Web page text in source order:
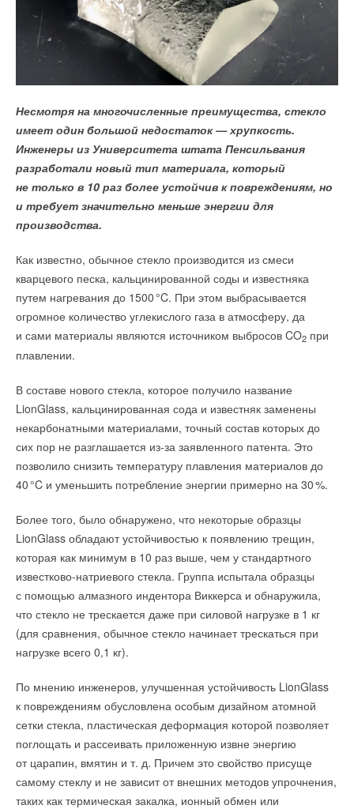
Несмотря на многочисленные преимущества, стекло
имеет один большой недостаток — хрупкость.
Инженеры из Университета штата Пенсильвания
разработали новый тип материала, который
не только в 10 раз более устойчив к повреждениям, но
и требует значительно меньше энергии для
производства.
Как известно, обычное стекло производится из смеси
кварцевого песка, кальцинированной соды и известняка
путем нагревания до 1500°C. При этом выбрасывается
огромное количество углекислого газа в атмосферу, да
и сами материалы являются источником выбросов CO2 при
плавлении.
В составе нового стекла, которое получило название
LionGlass, кальцинированная сода и известняк заменены
некарбонатными материалами, точный состав которых до
сих пор не разглашается из-за заявленного патента. Это
позволило снизить температуру плавления материалов до
40°C и уменьшить потребление энергии примерно на 30%.
Более того, было обнаружено, что некоторые образцы
LionGlass обладают устойчивостью к появлению трещин,
которая как минимум в 10 раз выше, чем у стандартного
известково-натриевого стекла. Группа испытала образцы
с помощью алмазного индентора Виккерса и обнаружила,
что стекло не трескается даже при силовой нагрузке в 1 кг
(для сравнения, обычное стекло начинает трескаться при
нагрузке всего 0,1 кг).
По мнению инженеров, улучшенная устойчивость LionGlass
к повреждениям обусловлена ​особым дизайном атомной
сетки стекла, пластическая деформация которой позволяет
поглощать и рассеивать приложенную извне энергию
от царапин, вмятин и т. д. Причем это свойство присуще
самому стеклу и не зависит от внешних методов упрочнения,
таких как термическая закалка, ионный обмен или
С 14 по 30 июляв коттеджном поселке «Грин Лаундж»
пройдет выставка загородной жизни Open Village ,
на которой Группа компаний «Терморос» (
ГК «Терморос»
и зарубежных брендов.
Выставка Open Village — необычный формат мероприятия,
представляющий собой огромную территорию, на которой
расположено более 40 реальных жилых домовладений,
большинство из них готово под ключ — с ремонтом,
меблировкой и ландшафтным дизайном. В некоторых домах
Посетителей ждёт многообразие строительных технологий,
архитектурных стилей, дизайна интерьеров, стендов
со стройматериалами и оборудованием. А еще регулярные
экскурсии по выставке, мастер-классы, лекции, а также
розыгрыш полезных подарков для дома и главного
На стенде Группы компаний «Терморос» будет представлен
широкий ассортимент современного и высокотехнологичного
инженерного оборудования от ведущих российских,
европейских и азиатских брендов: Gekon, FAR, Kromwell,
BAXI и De Dietrich. Вы сможете наглядно все изучить
ГК «Терморос» приглашает всех, кто задумался о
строительстве загородного дома, его ремонте,
перепланировке и обустройстве посетить данное
мероприятие.
Приобрести билеты можно на официальном сайте выставки
по ссылке:https://openvillage.ru/vystavka/kupit-bilet/
Место проведения: Московская область, Истринский район,
коттеджный посёлок «Грин Лаундж», 58 км от МКАД,
Волоколамское и Новорижское шоссе.
«ВиндДрайвИнжиниринг» победил в Конкурсе
инновационных проектов, проводимом при поддержке ОАО
«Российские железные дороги». На нем компания
представила проект гибридной ветро-солнечной
электростанции для обеспечения электроснабжения
объектов железнодорожного транспорта.
Она может работать практически круглые сутки за счёт
комбинации ветроустановки, солнечных модулей
и аккумуляторных батарей. Такая установка может
использоваться для энергообеспечения объектов, где
затруднено подключение к электросети — отдаленных
станций или железнодорожных переездов. В установке,
ветрогенераторы нового класса, эффективно работающие
при низких скоростях ветра, а также гибкие солнечные
модули, не требующие громоздких ветроустойчивых
конструкций при их монтаже на крыше. Суммарная
мощность составит до 10 кВт.
изготовят и смонтируют гибридные установки на крышах двух
вокзалов Куйбышевской железной дороги — в Самаре
и Ульяновске.
ООО «ВиндДрайвИнжиниринг» — стартап, созданный
ульяновским наноцентром ULNANOTECH. Компания
занимается коммерциализацией научных исследований
в сфере микрогенерации и разработкой автономных
источников энергии (ВИЭ).
Организатор конкурса на территории Ульяновской области —
АНО «Агентство инновационного развития Ульяновской
области».
ИСТОЧНИК:AKITRF.RU